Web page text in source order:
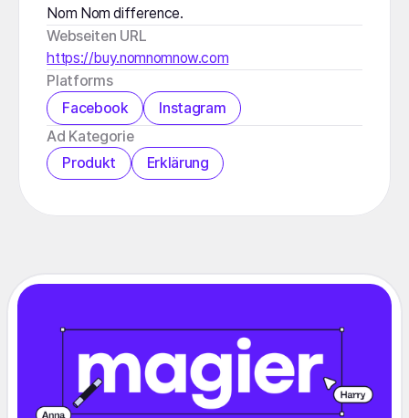
Nom Nom difference.
Webseiten URL
https://buy.nomnomnow.com
Platforms
Facebook
Instagram
Ad Kategorie
Produkt
Erklärung